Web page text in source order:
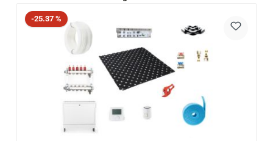
Rabatt
-25.37 %